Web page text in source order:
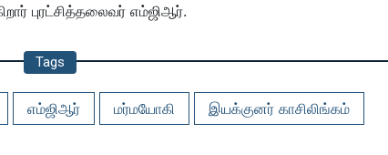
புரட்சித்தலைவர் எம்ஜிஆர்.
Tags
எம்ஜிஆர் மர்மயோகி
இயக்குனர் காசிலிங்கம்